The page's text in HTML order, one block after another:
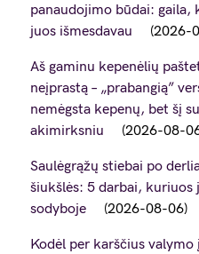
panaudojimo būdai: gaila,
juos išmesdavau
2026-
Aš gaminu kepenėlių
neįprastą – „prabangią”
nemėgsta kepenų, bet šį
akimirksniu
2026-08-
Saulėgrąžų stiebai po
šiukšlės: 5 darbai, kuriuos
sodyboje
2026-08-06
Kodėl per karščius valymo